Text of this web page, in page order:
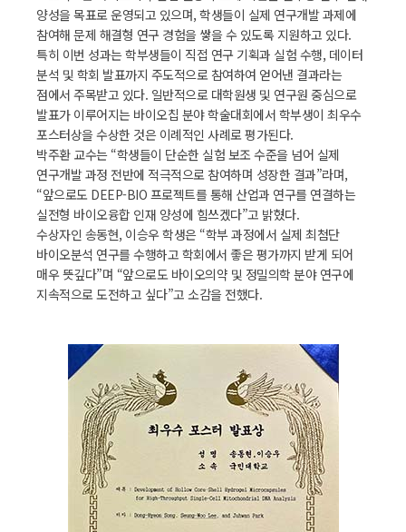
양성을 목표로 운영되고 있으며, 학생들이 실제 연구개발 과제에
참여해 문제 해결형 연구 경험을 쌓을 수 있도록 지원하고 있다.
특히 이번 성과는 학부생들이 직접 연구 기획과 실험 수행, 데이터
분석 및 학회 발표까지 주도적으로 참여하여 얻어낸 결과라는
점에서 주목받고 있다. 일반적으로 대학원생 및 연구원 중심으로
발표가 이루어지는 바이오칩 분야 학술대회에서 학부생이 최우수
포스터상을 수상한 것은 이례적인 사례로 평가된다.
박주환 교수는 “학생들이 단순한 실험 보조 수준을 넘어 실제
연구개발 과정 전반에 적극적으로 참여하며 성장한 결과”라며,
“앞으로도 DEEP-BIO 프로젝트를 통해 산업과 연구를 연결하는
실전형 바이오융합 인재 양성에 힘쓰겠다”고 밝혔다.
수상자인 송동현, 이승우 학생은 “학부 과정에서 실제 최첨단
바이오분석 연구를 수행하고 학회에서 좋은 평가까지 받게 되어
매우 뜻깊다”며 “앞으로도 바이오의약 및 정밀의학 분야 연구에
지속적으로 도전하고 싶다”고 소감을 전했다.